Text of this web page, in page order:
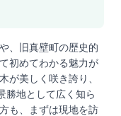
、旧真壁町の歴史的
初めてわかる魅力が
が美しく咲き誇り、
勝地として広く知ら
も、まずは現地を訪